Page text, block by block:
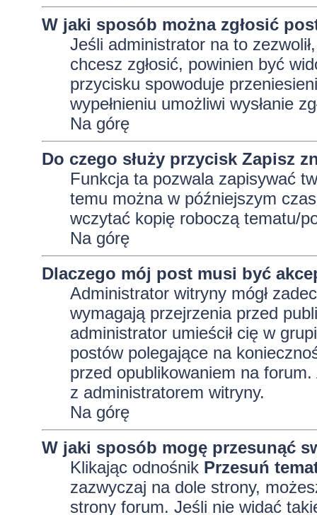
W jaki sposób można zgłosić
Jeśli administrator na to
chcesz zgłosić, powinien być
przycisku spowoduje
wypełnieniu umożliwi wysłanie
Na górę
Do czego służy przycisk Zapisz
Funkcja ta pozwala zapisywać
temu można w późniejszym
wczytać kopię roboczą tematu/
Na górę
Dlaczego mój post musi być
Administrator witryny mógł
wymagają przejrzenia przed
administrator umieścił cię w
postów polegające na
przed opublikowaniem na
z administratorem witryny.
Na górę
W jaki sposób mogę przesunąć
Klikając odnośnik Przesuń
zazwyczaj na dole strony,
strony forum. Jeśli nie widać